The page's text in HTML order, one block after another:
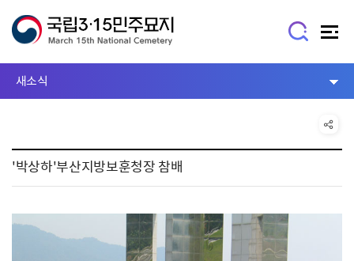
새소식
'박상하'부산지방보훈청장 참배